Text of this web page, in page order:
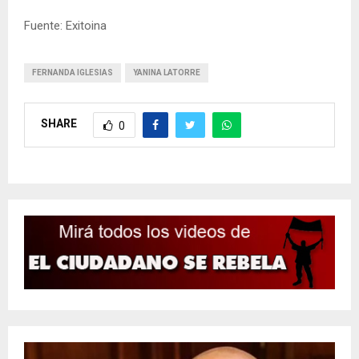
Fuente: Exitoina
FERNANDA IGLESIAS YANINA LATORRE
SHARE 0